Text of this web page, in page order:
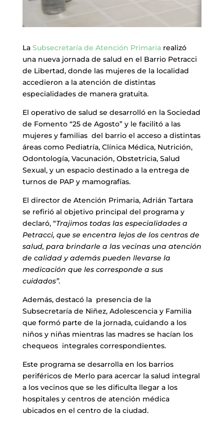
La Subsecretaría de Atención Primaria realizó
una nueva jornada de salud en el Barrio Petracci
de Libertad, donde las mujeres de la localidad
accedieron a la atención de distintas
especialidades de manera gratuita.
El operativo de salud se desarrolló en la Sociedad
de Fomento “25 de Agosto” y le facilitó a las
mujeres y familias del barrio el acceso a distintas
áreas como Pediatría, Clínica Médica, Nutrición,
Odontología, Vacunación, Obstetricia, Salud
Sexual, y un espacio destinado a la entrega de
turnos de PAP y mamografías.
El director de Atención Primaria, Adrián Tartara
se refirió al objetivo principal del programa y
declaró, “Trajimos todas las especialidades a
Petracci, que se encentra lejos de los centros de
salud, para brindarle a las vecinas una atención
de calidad y además pueden llevarse la
medicación que les corresponde a sus
cuidados”.
Además, destacó la presencia de la
Subsecretaría de Niñez, Adolescencia y Familia
que formó parte de la jornada, cuidando a los
niños y niñas mientras las madres se hacían los
chequeos integrales correspondientes.
Este programa se desarrolla en los barrios
periféricos de Merlo para acercar la salud integral
a los vecinos que se les dificulta llegar a los
hospitales y centros de atención médica
ubicados en el centro de la ciudad.